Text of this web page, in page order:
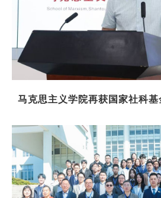
马克思主义学院再获国家社科